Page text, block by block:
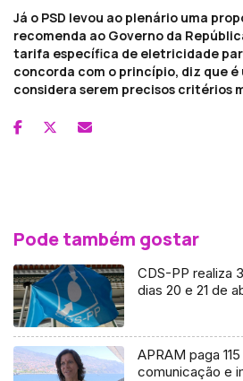
Já o PSD levou ao plenário uma
recomenda ao Governo da
tarifa específica de eletricidade
concorda com o princípio, diz que
considera serem precisos critérios
Pode também gostar
CDS-PP realiza
dias 20 e 21 de
APRAM paga
comunicação e